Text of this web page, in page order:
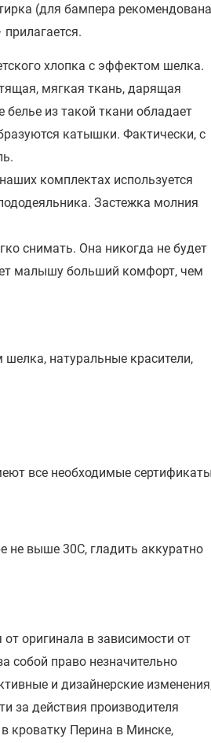
(для бампера рекомендована
хлопка с эффектом шелка.
мягкая ткань, дарящая
белье из такой ткани обладает
катышки. Фактически, с
комплектах используется
Застежка молния
снимать. Она никогда не будет
малышу больший комфорт, чем
натуральные красители,
все необходимые сертификаты
не выше 30С, гладить аккуратно
от оригинала в зависимости от
собой право незначительно
и дизайнерские
за действия производителя
кроватку Перина в Минске,